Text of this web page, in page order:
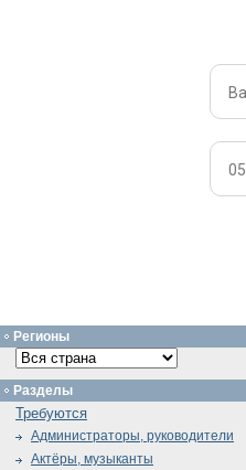
Регионы
Разделы
Требуются
Администраторы, руководители
Актёры, музыканты